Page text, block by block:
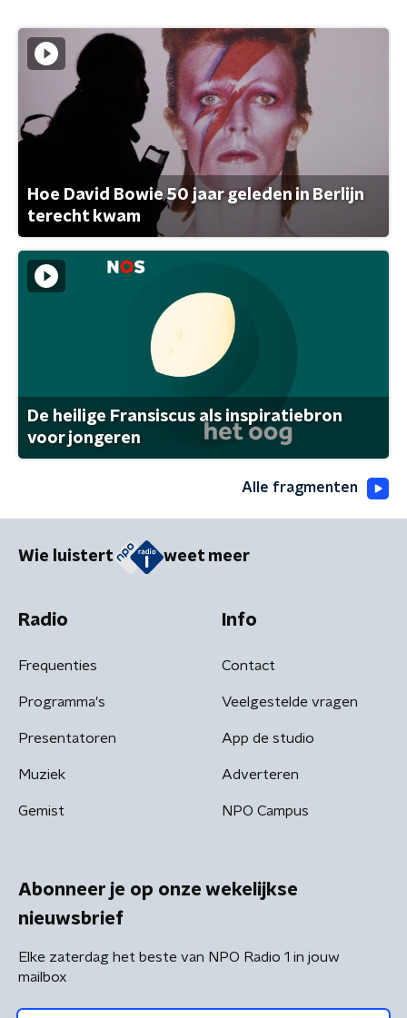
Hoe David Bowie 50 jaar geleden in Berlijn
terecht kwam
De heilige Fransiscus als inspiratiebron
voor jongeren
Alle fragmenten
Wie luistert weet meer
Radio
Frequenties
Programma's
Presentatoren
Muziek
Gemist
Info
Contact
Veelgestelde vragen
App de studio
Adverteren
NPO Campus
Abonneer je op onze wekelijkse
nieuwsbrief
Elke zaterdag het beste van NPO Radio 1 in jouw
mailbox